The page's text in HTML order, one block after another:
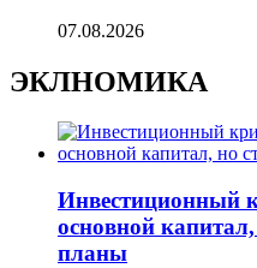
07.08.2026
ЭКЛНОМИКА
Инвестиционный
основной
планы